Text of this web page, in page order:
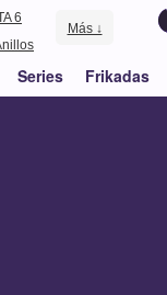
6
Más ↓
Series Frikadas